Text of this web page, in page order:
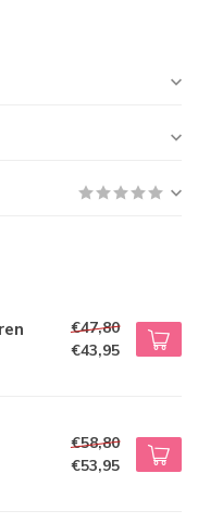
€47,80
€43,95
€58,80
€53,95